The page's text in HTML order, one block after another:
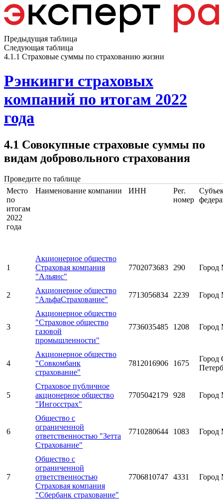
Предыдущая таблица
Следующая таблица
4.1.1 Страховые суммы по страхованию жизни
Рэнкинги страховых
компаний по итогам 2022
года
4.1 Совокупные страховые суммы по
видам добровольного страхования
Проведите по таблице
Место
по
итогам
2022
года
Наименование компании ИНН
Рег.
номер
1
Акционерное общество
Страховая компания
"Альянс"
7702073683 290 Город
2
Акционерное общество
"АльфаСтрахование"
7713056834 2239 Город
3
Акционерное общество
"Страховое общество
газовой
промышленности"
7736035485 1208 Город
4
Акционерное общество
"Совкомбанк
страхование"
7812016906 1675
Город
5
Страховое публичное
акционерное общество
"Ингосстрах"
7705042179 928 Город
6
Общество с
ограниченной
ответственностью "Зетта
Страхование"
7710280644 1083 Город
7
Общество с
ограниченной
ответственностью
Страховая компания
"Сбербанк страхование"
7706810747 4331 Город